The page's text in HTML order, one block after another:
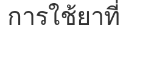
การใช้ยาที่